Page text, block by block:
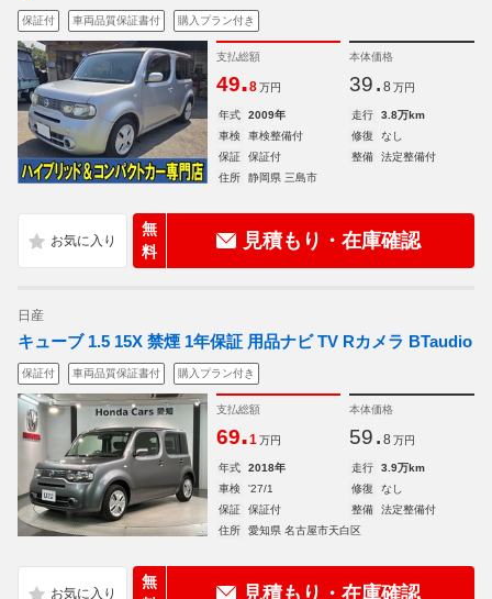
保証付 車両品質保証書付 購入プラン付き
支払総額
49.8 万円
本体価格
39. 8 万円
年式 2009年 走行
3.8万km
車検
車検整備付 修復
なし
保証
保証付 整備
法定整備付
住所
静岡県 三島市
無
料
見積もり・在庫確認
日産
キューブ 1.5 15X 禁煙 1年保証 用品ナビ TV Rカメラ BTaudio
保証付 車両品質保証書付 購入プラン付き
支払総額
69.1 万円
本体価格
59. 8 万円
年式 2018年 走行
3.9万km
車検
'27/1 修復
なし
保証
保証付 整備
法定整備付
住所
愛知県 名古屋市天白区
無
見積もり・在庫確認